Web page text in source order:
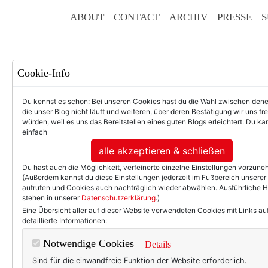
ABOUT CONTACT ARCHIV PRESSE
FRISCH KOLUMNISIERT.
Cookie-Info
Du kennst es schon: Bei unseren Cookies hast du die Wahl zwischen
die unser Blog nicht läuft und weiteren, über deren Bestätigung wir uns
würden, weil es uns das Bereitstellen eines guten Blogs erleichtert. Du
einfach
alle akzeptieren & schließen
Du hast auch die Möglichkeit, verfeinerte einzelne Einstellungen
(Außerdem kannst du diese Einstellungen jederzeit im Fußbereich unserer
aufrufen und Cookies auch nachträglich wieder abwählen. Ausführliche
stehen in unserer Datenschutzerklärung.)
Eine Übersicht aller auf dieser Website verwendeten Cookies mit Links
detaillierte Informationen:
Notwendige Cookies Details
Sind für die einwandfreie Funktion der Website erforderlich.